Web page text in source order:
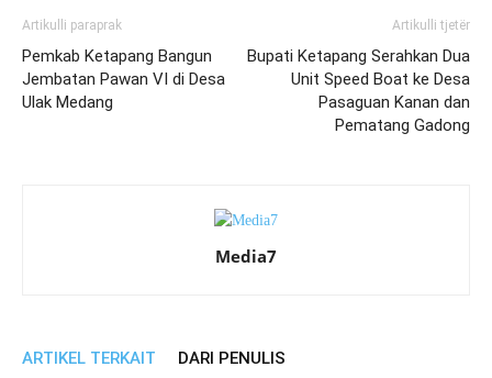
Artikulli paraprak
Pemkab Ketapang Bangun
Jembatan Pawan VI di Desa
Ulak Medang
Artikulli tjetër
Bupati Ketapang Serahkan Dua
Unit Speed Boat ke Desa
Pasaguan Kanan dan
Pematang Gadong
Media7
ARTIKEL TERKAIT DARI PENULIS